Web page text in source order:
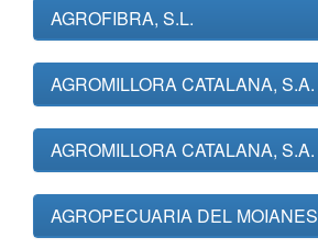
AGROFIBRA, S.L.
AGROMILLORA CATALANA, S.A.
AGROMILLORA CATALANA, S.A.
AGROPECUARIA DEL